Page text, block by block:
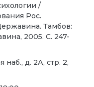
/
Рос.
Тамбов:
2005. С. 247-
д. 2А, стр. 2,